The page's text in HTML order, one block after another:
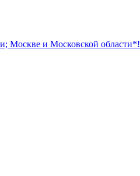
Москве и Московской области*!